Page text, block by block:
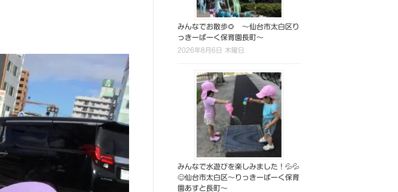
みんなでお散歩🌻 ～仙台市太白区り
っきーぱーく保育園長町～
2026年8月6日 木曜日
みんなで水遊びを楽しみました！💦💦
😊仙台市太白区～りっきーぱーく保育
園あすと長町～